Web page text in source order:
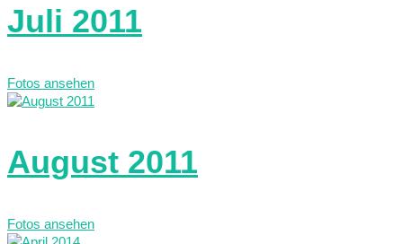
Juli 2011
Fotos ansehen
August 2011
Fotos ansehen